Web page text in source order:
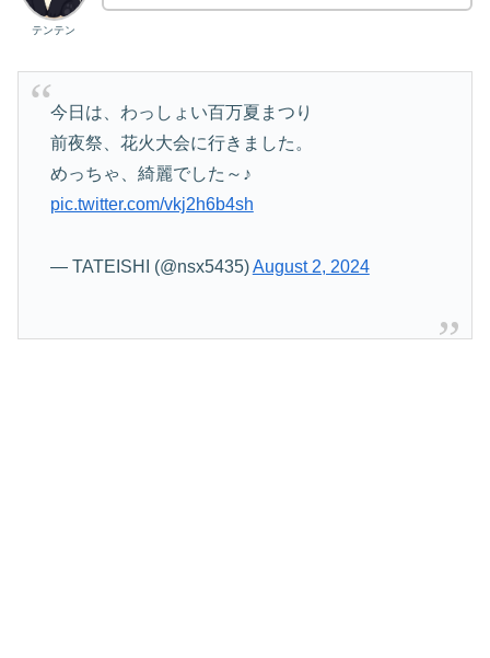
テンテン
今日は、わっしょい百万夏まつり
前夜祭、花火大会に行きました。
めっちゃ、綺麗でした～♪
pic.twitter.com/vkj2h6b4sh
— TATEISHI (@nsx5435)August 2, 2024